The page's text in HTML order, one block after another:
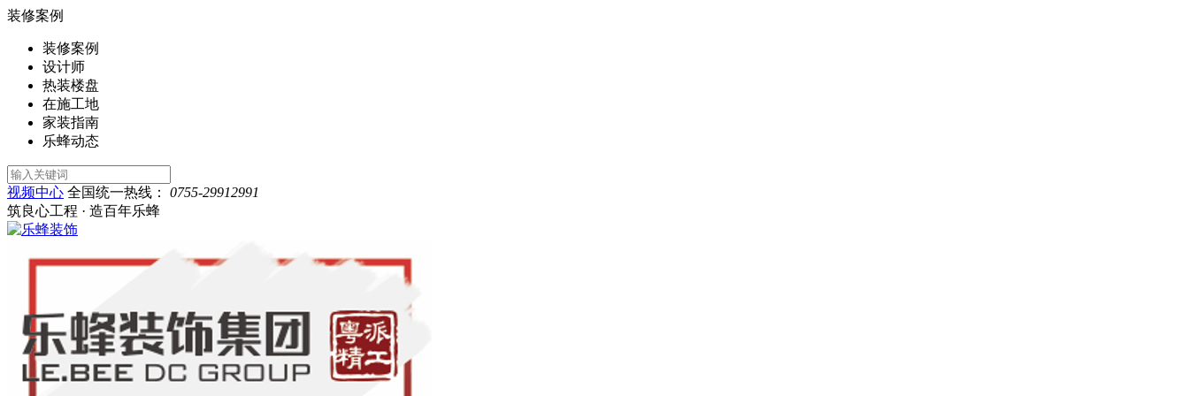
装修案例
装修案例
设计师
热装楼盘
在施工地
家装指南
乐蜂动态
视频中心 全国统一热线：
0755-29912991
筑良心工程 · 造百年乐蜂